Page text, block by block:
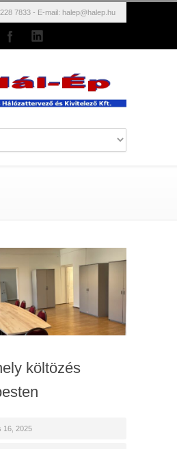
7833 - E-mail: halep@halep.hu
költözés
16, 2025